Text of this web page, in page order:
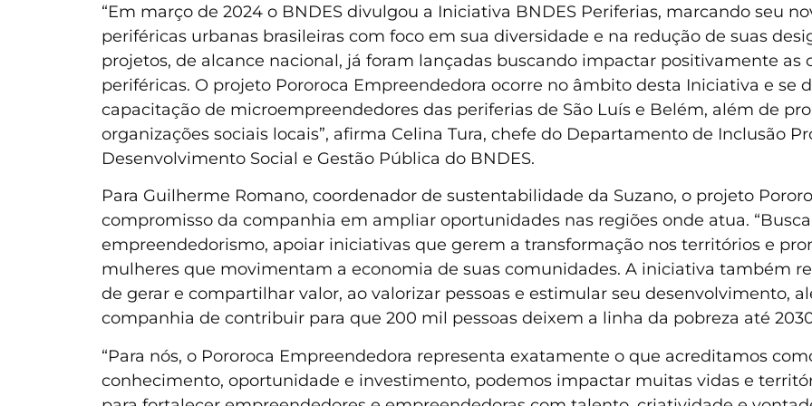
“Em março de 2024 o BNDES divulgou a Iniciativa BNDES Periferias, marcando seu
periféricas urbanas brasileiras com foco em sua diversidade e na redução de suas
projetos, de alcance nacional, já foram lançadas buscando impactar positivamente as
periféricas. O projeto Pororoca Empreendedora ocorre no âmbito desta Iniciativa e se
capacitação de microempreendedores das periferias de São Luís e Belém, além de
organizações sociais locais”, afirma Celina Tura, chefe do Departamento de Inclusão
Desenvolvimento Social e Gestão Pública do BNDES.
Para Guilherme Romano, coordenador de sustentabilidade da Suzano, o projeto
compromisso da companhia em ampliar oportunidades nas regiões onde atua.
empreendedorismo, apoiar iniciativas que gerem a transformação nos territórios e
mulheres que movimentam a economia de suas comunidades. A iniciativa também
de gerar e compartilhar valor, ao valorizar pessoas e estimular seu desenvolvimento,
companhia de contribuir para que 200 mil pessoas deixem a linha da pobreza até
“Para nós, o Pororoca Empreendedora representa exatamente o que acreditamos
conhecimento, oportunidade e investimento, podemos impactar muitas vidas e